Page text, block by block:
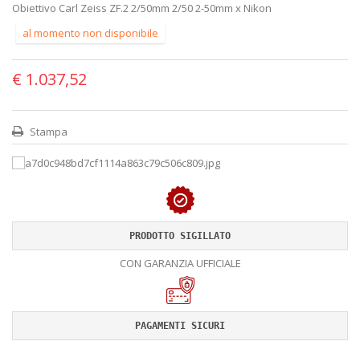
Obiettivo Carl Zeiss ZF.2 2/50mm 2/50 2-50mm x Nikon
al momento non disponibile
€ 1.037,52
Stampa
PRODOTTO SIGILLATO
CON GARANZIA UFFICIALE
PAGAMENTI SICURI